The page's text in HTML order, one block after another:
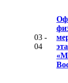
03 -
04